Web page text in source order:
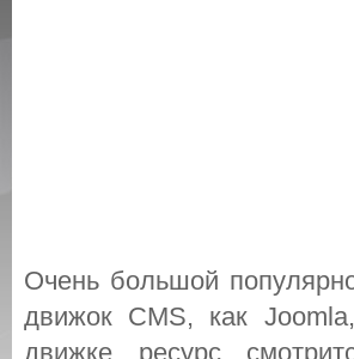
Очень большой
движок CMS, как
движке ресурс